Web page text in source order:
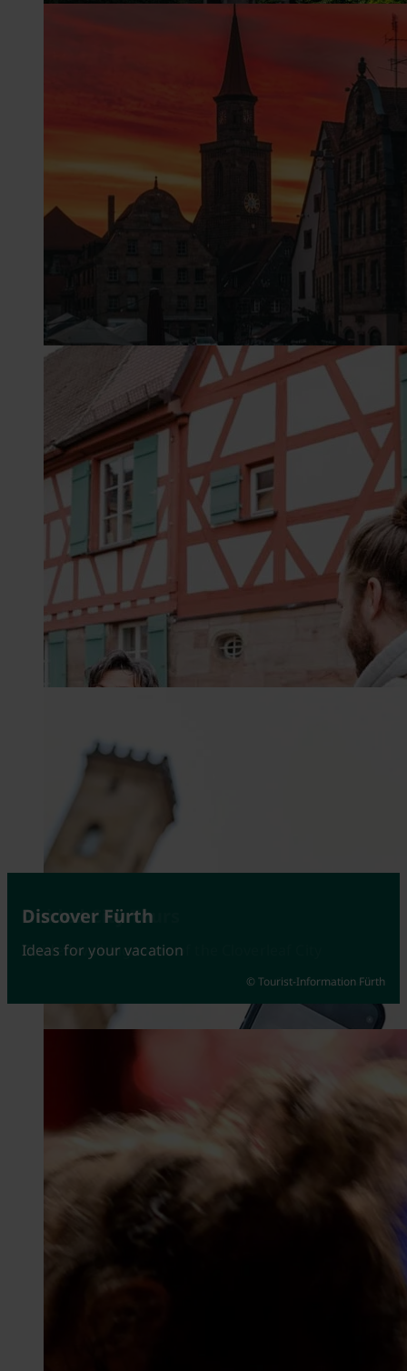
Attractions
Fürth at its best
© Johannes Heuckeroth
Guided City Tours
Guided walking tours of the Cloverleaf City
© Kerstin Nussbächer
Discover Fürth
Ideas for your vacation
© Tourist-Information Fürth